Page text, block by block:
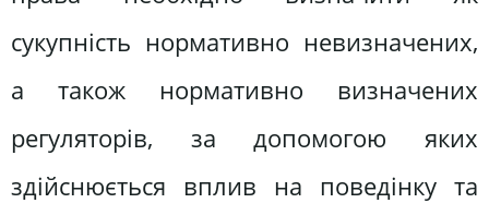
сукупність нормативно невизначених,
а також нормативно визначених
регуляторів, за допомогою яких
здійснюється вплив на поведінку та